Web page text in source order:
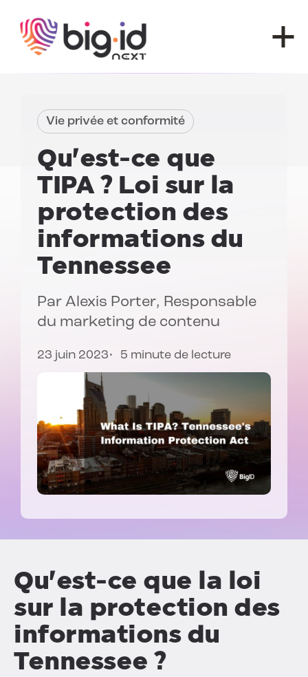
Vie privée et conformité
Qu'est-ce que
TIPA ? Loi sur la
protection des
informations du
Tennessee
Par Alexis Porter, Responsable
du marketing de contenu
23 juin 2023 5 minute de lecture
Qu'est-ce que la loi
sur la protection des
informations du
Tennessee ?